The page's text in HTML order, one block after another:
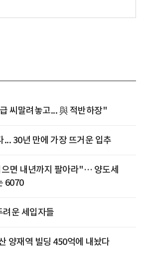
씨말려놓고... 與 적반하장"
... 30년 만에 가장 뜨거운 입추
면 내년까지 팔아라"… 양도세
6070
려운 세입자들
양재역 빌딩 450억에 내놨다